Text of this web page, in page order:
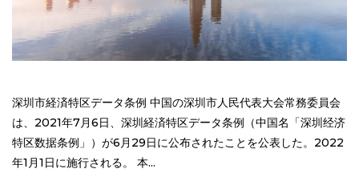
深圳市経済特区データ条例 中国の深圳市人民代表大会常務委員会
は、2021年7月6日、深圳経済特区データ条例（中国名「深圳经济
特区数据条例」）が6月29日に公布されたことを公表した。2022
年1月1日に施行される。 本...